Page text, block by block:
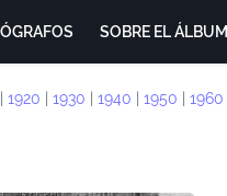
SOBRE EL ÁLBUM
1920 1930 1940 1950 1960